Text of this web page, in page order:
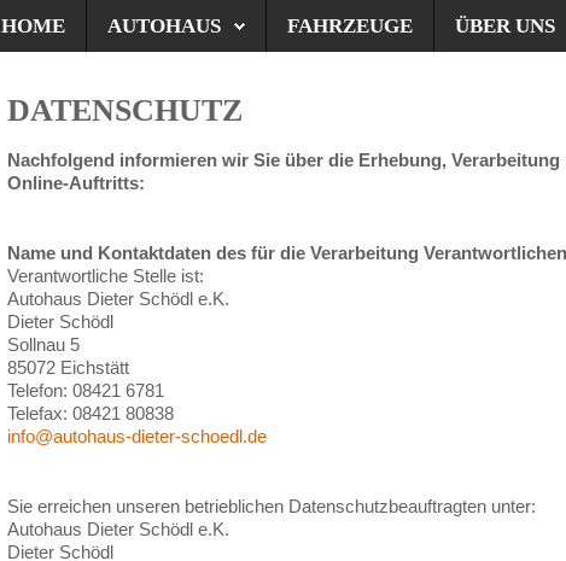
HOME AUTOHAUS FAHRZEUGE ÜBER UNS
DATENSCHUTZ
Nachfolgend informieren wir Sie über die Erhebung,
Online-Auftritts:
Name und Kontaktdaten des für die Verarbeitung
Verantwortliche Stelle ist:
Autohaus Dieter Schödl e.K.
Dieter Schödl
Sollnau 5
85072 Eichstätt
Telefon: 08421 6781
Telefax: 08421 80838
info@autohaus-dieter-schoedl.de
Sie erreichen unseren betrieblichen Datenschutzbeauftragten unter:
Autohaus Dieter Schödl e.K.
Dieter Schödl